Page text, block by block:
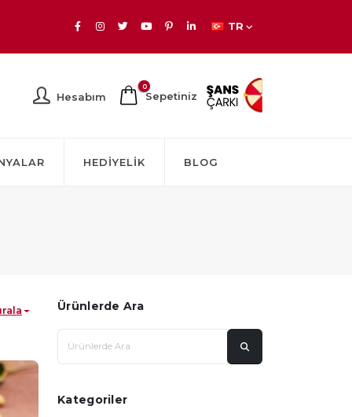
TR
Hesabım
0
Sepetiniz
HEDIYELIK BLOG
Ürünlerde Ara
Kategoriler